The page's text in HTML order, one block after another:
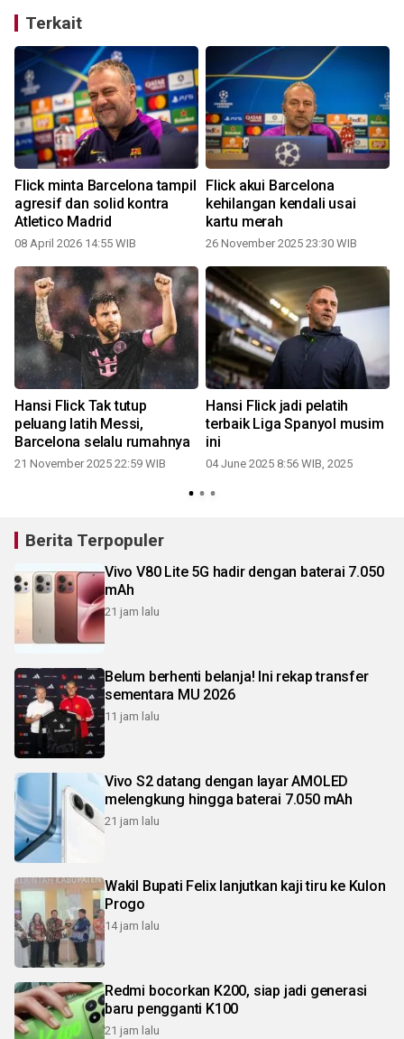
Terkait
Flick minta Barcelona tampil
agresif dan solid kontra
Atletico Madrid
08 April 2026 14:55 WIB
Flick akui Barcelona
kehilangan kendali usai
kartu merah
26 November 2025 23:30 WIB
Hansi Flick Tak tutup
peluang latih Messi,
Barcelona selalu rumahnya
21 November 2025 22:59 WIB
Hansi Flick jadi pelatih
terbaik Liga Spanyol musim
ini
04 June 2025 8:56 WIB, 2025
Berita Terpopuler
Vivo V80 Lite 5G hadir dengan baterai 7.050
mAh
21 jam lalu
Belum berhenti belanja! Ini rekap transfer
sementara MU 2026
11 jam lalu
Vivo S2 datang dengan layar AMOLED
melengkung hingga baterai 7.050 mAh
21 jam lalu
Wakil Bupati Felix lanjutkan kaji tiru ke Kulon
Progo
14 jam lalu
Redmi bocorkan K200, siap jadi generasi
baru pengganti K100
21 jam lalu